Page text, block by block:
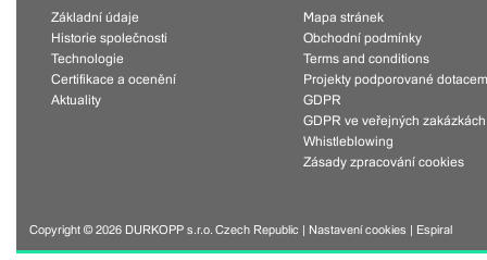
Základní údaje
Historie společnosti
Technologie
Certifikace a ocenění
Aktuality
Mapa stránek
Obchodní podmínky
Terms and conditions
Projekty podporované
GDPR
GDPR ve veřejných zakázkách
Whistleblowing
Zásady zpracování cookies
Copyright © 2026 DURKOPP s.r.o. Czech Republic | Nastavení cookies | Espiral